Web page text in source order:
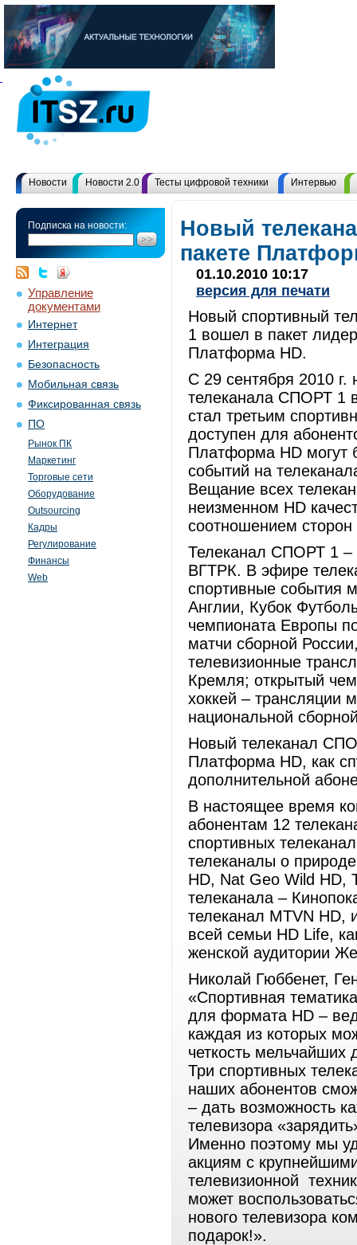
Новости Новости 2.0 Тесты цифровой техники Интервью
Подписка на новости:
Управление
документами
Интернет
Интеграция
Безопасность
Мобильная связь
Фиксированная связь
ПО
Рынок ПК
Маркетинг
Торговые сети
Оборудование
Outsourcing
Кадры
Регулирование
Финансы
Web
Новый
пакете
01.10.2010 10:17
версия для печати
Новый спортивный
1 вошел в пакет
Платформа HD.
С 29 сентября 2010 г.
телеканала СПОРТ 1
стал третьим
доступен для
Платформа HD могут
событий на
Вещание всех
неизменном HD
соотношением
Телеканал СПОРТ 1 –
ВГТРК. В эфире
спортивные события
Англии, Кубок
чемпионата Eвропы
матчи сборной
телевизионные
Кремля; открытый
хоккей – трансляции
национальной
Новый телеканал
Платформа HD, как
дополнительной
В настоящее время
абонентам 12
спортивных
телеканалы о
HD, Nat Geo Wild HD,
телеканала –
телеканал MTVN HD,
всей семьи HD Life,
женской аудитории
Николай Гюббенет,
«Спортивная
для формата HD –
каждая из которых
четкость мельчайших
Три спортивных
наших абонентов
– дать возможность
телевизора
Именно поэтому мы
акциям с
телевизионной
может
нового телевизора
подарок!».